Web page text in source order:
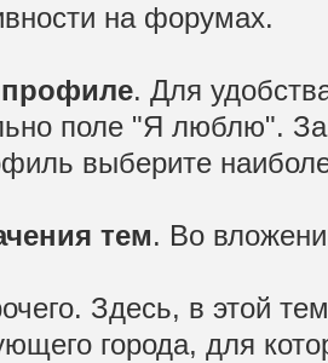
на форумах.
. Для
поле "Я люблю".
выберите
тем. Во
Здесь, в этой
города, для